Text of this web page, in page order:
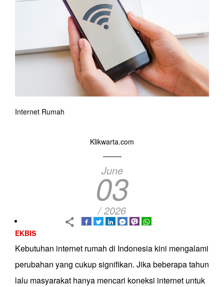
Internet Rumah
Klikwarta.com
June
03
/ 2026
EKBIS
Kebutuhan internet rumah di Indonesia kini mengalami
perubahan yang cukup signifikan. Jika beberapa tahun
lalu masyarakat hanya mencari koneksi internet untuk